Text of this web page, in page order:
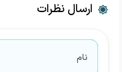
ارسال نظرات